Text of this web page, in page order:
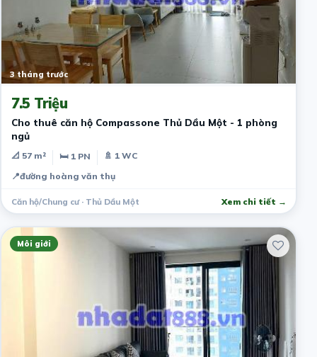
3 tháng trước
7.5 Triệu
Cho thuê căn hộ Compassone Thủ Dầu Một - 1 phòng
ngủ
📐 57 m² 🛏 1 PN
🚿 1 WC
📍đường hoàng văn thụ
Căn hộ/Chung cư · Thủ Dầu Một Xem chi tiết →
Môi giới